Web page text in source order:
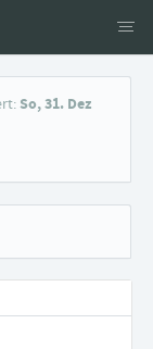
So, 31. Dez